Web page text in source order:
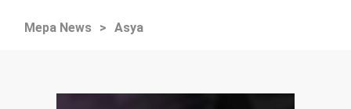
Mepa News > Asya